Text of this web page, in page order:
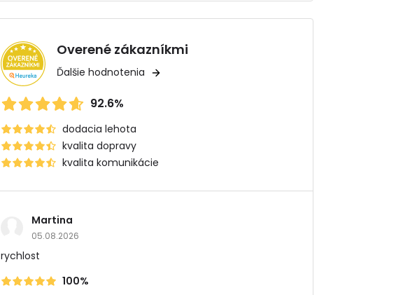
Overené zákazníkmi
Ďalšie hodnotenia
92.6%
dodacia lehota
kvalita dopravy
kvalita komunikácie
Martina
05.08.2026
rychlost
100%